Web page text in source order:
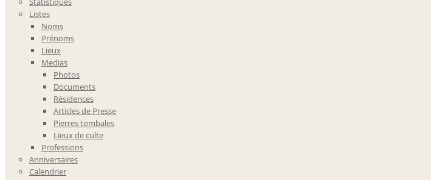
Listes
Noms
Prénoms
Lieux
Medias
Photos
Documents
Résidences
Articles de Presse
Pierres tombales
Lieux de culte
Professions
Anniversaires
Calendrier